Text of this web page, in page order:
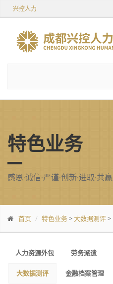
兴控人力
特色业务
感恩·诚信·严谨·创新·进取·共赢
首页 特色业务>大数据测评>
人力资源外包 劳务派遣
大数据测评 金融档案管理